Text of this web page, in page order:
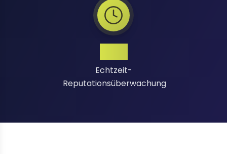
Echtzeit-
Reputationsüberwachung